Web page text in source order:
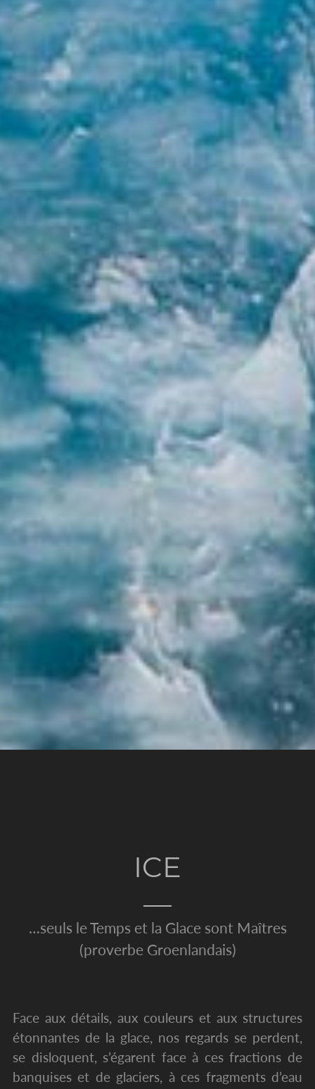
ICE
…seuls le Temps et la Glace sont Maîtres
(proverbe Groenlandais)
Face aux détails, aux couleurs et aux structures
étonnantes de la glace, nos regards se perdent,
se disloquent, s’égarent face à ces fractions de
banquises et de glaciers, à ces fragments d’eau